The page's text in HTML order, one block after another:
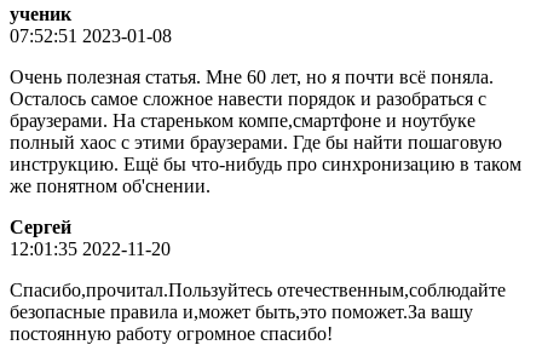
ученик
07:52:51 2023-01-08
Очень полезная статья. Мне 60 лет, но я почти всё поняла.
Осталось самое сложное навести порядок и разобраться с
браузерами. На стареньком компе,смартфоне и ноутбуке
полный хаос с этими браузерами. Где бы найти пошаговую
инструкцию. Ещё бы что-нибудь про синхронизацию в таком
же понятном об'снении.
Сергей
12:01:35 2022-11-20
Спасибо,прочитал.Пользуйтесь отечественным,соблюдайте
безопасные правила и,может быть,это поможет.За вашу
постоянную работу огромное спасибо!